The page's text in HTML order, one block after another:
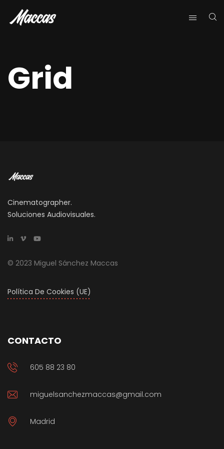
Grid
Cinematographer.
Soluciones Audiovisuales.
© 2023 Miguel Sánchez Maccas
Política De Cookies (UE)
CONTACTO
605 88 23 80
miguelsanchezmaccas@gmail.com
Madrid